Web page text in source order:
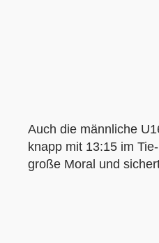
Auch die männliche
knapp mit 13:15 im
große Moral und